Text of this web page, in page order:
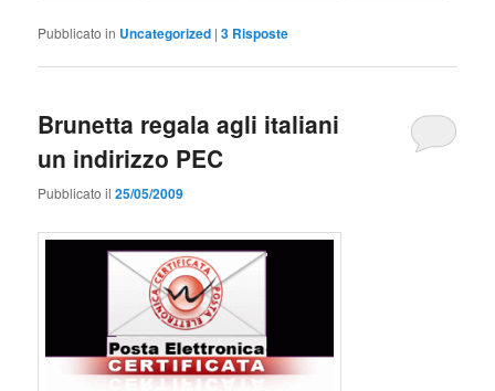
Pubblicato in Uncategorized |3 Risposte
Brunetta regala agli italiani
un indirizzo PEC
Pubblicato il25/05/2009